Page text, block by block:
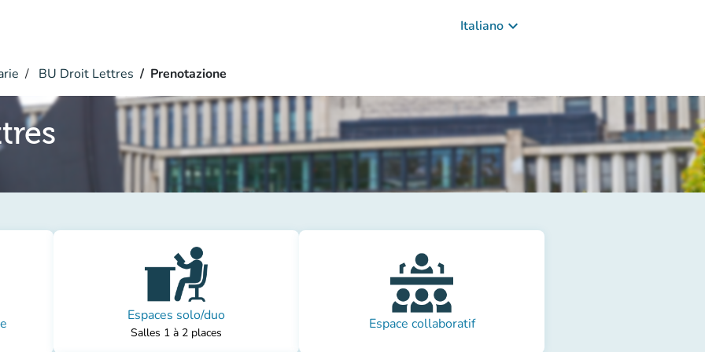
Italiano keyboard_arrow_down
BU Droit Lettres Prenotazione
Espaces solo/duo
Salles 1 à 2 places
Espace collaboratif